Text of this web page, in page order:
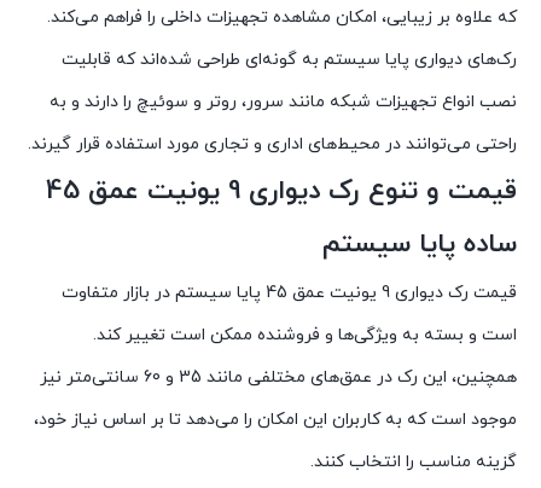
که علاوه بر زیبایی، امکان مشاهده تجهیزات داخلی را فراهم می‌کند.
رک‌های دیواری پایا سیستم به گونه‌ای طراحی شده‌اند که قابلیت
نصب انواع تجهیزات شبکه مانند سرور، روتر و سوئیچ را دارند و به
راحتی می‌توانند در محیط‌های اداری و تجاری مورد استفاده قرار گیرند.
قیمت و تنوع رک دیواری 9 یونیت عمق 45
ساده پایا سیستم
قیمت رک دیواری 9 یونیت عمق 45 پایا سیستم در بازار متفاوت
است و بسته به ویژگی‌ها و فروشنده ممکن است تغییر کند.
همچنین، این رک در عمق‌های مختلفی مانند 35 و 60 سانتی‌متر نیز
موجود است که به کاربران این امکان را می‌دهد تا بر اساس نیاز خود،
گزینه مناسب را انتخاب کنند.